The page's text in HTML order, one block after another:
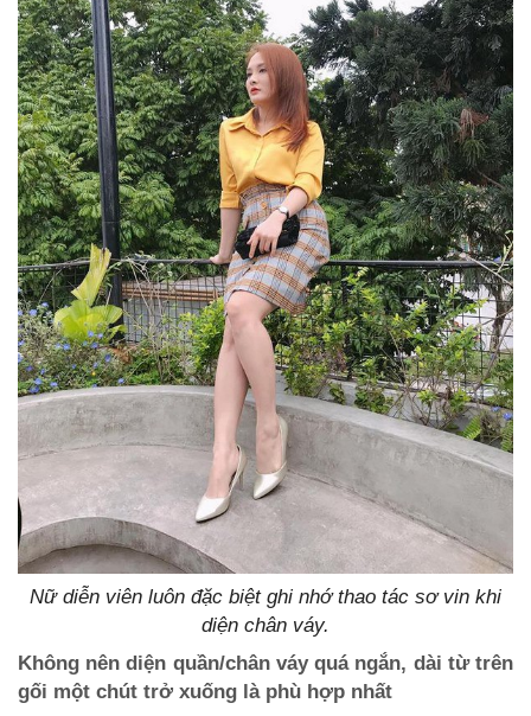
Nữ diễn viên luôn đặc biệt ghi nhớ thao tác sơ vin khi
diện chân váy.
Không nên diện quần/chân váy quá ngắn, dài từ trên
gối một chút trở xuống là phù hợp nhất